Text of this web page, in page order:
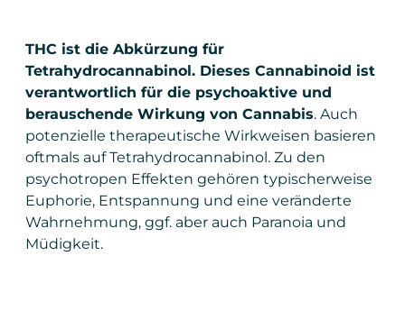
THC ist die Abkürzung für
Tetrahydrocannabinol. Dieses Cannabinoid ist
verantwortlich für die psychoaktive und
berauschende Wirkung von Cannabis. Auch
potenzielle therapeutische Wirkweisen basieren
oftmals auf Tetrahydrocannabinol. Zu den
psychotropen Effekten gehören typischerweise
Euphorie, Entspannung und eine veränderte
Wahrnehmung, ggf. aber auch Paranoia und
Müdigkeit.